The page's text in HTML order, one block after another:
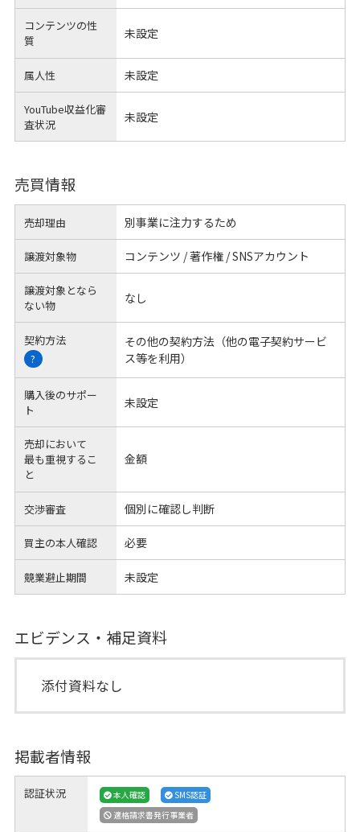
コンテンツの性
質
未設定
属人性 未設定
YouTube収益化審
査状況
未設定
売買情報
売却理由 別事業に注力するため
譲渡対象物 コンテンツ / 著作権 / SNSアカウント
譲渡対象となら
ない物
なし
契約方法
?
その他の契約方法（他の電子契約サービ
ス等を利用）
購入後のサポー
ト
未設定
売却において
最も重視するこ
と
金額
交渉審査 個別に確認し判断
買主の本人確認 必要
競業避止期間 未設定
エビデンス・補足資料
添付資料なし
掲載者情報
認証状況 本人確認
SMS認証
適格請求書発行事業者